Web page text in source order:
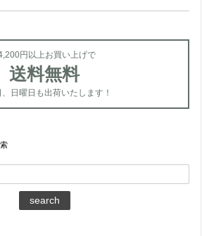
円以上お買い上げで
送料無料
、日曜日も出荷いたします！
search